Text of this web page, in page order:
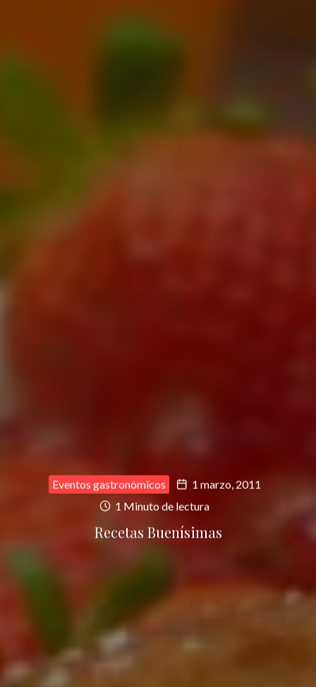
Eventos gastronómicos
1 marzo, 2011
1 Minuto de lectura
Recetas Buenísimas